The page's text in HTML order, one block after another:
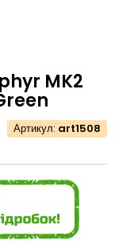
MK2
Артикул: art1508